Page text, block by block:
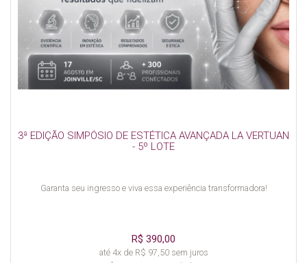
3ª EDIÇÃO SIMPÓSIO DE ESTÉTICA AVANÇADA LA VERTUAN
- 5º LOTE
Garanta seu ingresso e viva essa experiência transformadora!
R$ 390,00
até 4x de R$ 97,50 sem juros